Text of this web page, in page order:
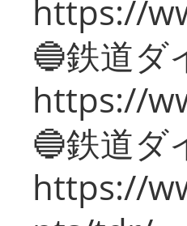
https://
🔵鉄道ダ
https://
🔵鉄道ダ
https://